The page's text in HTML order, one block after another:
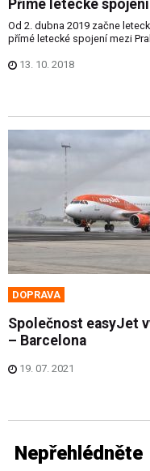
Přímé letecké
Od 2. dubna 2019 začne
přímé letecké spojení mezi
13. 10. 2018
DOPRAVA
Společnost easyJet
– Barcelona
19. 07. 2021
Nepřehlédněte